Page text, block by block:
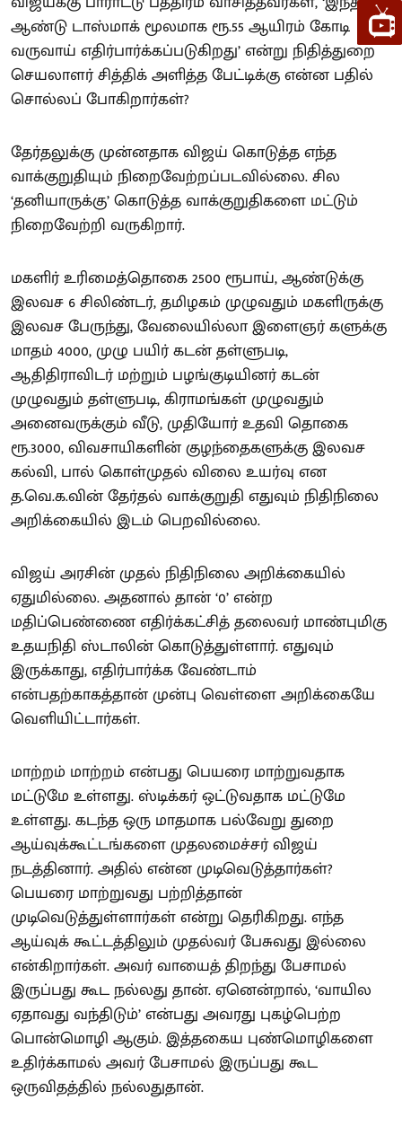
ஆண்டு டாஸ்மாக் மூலமாக ரூ.55 ஆயிரம் கோடி
வருவாய் எதிர்பார்க்கப்படுகிறது’ என்று நிதித்துறை
செயலாளர் சித்திக் அளித்த பேட்டிக்கு என்ன பதில்
சொல்லப் போகிறார்கள்?
தேர்தலுக்கு முன்னதாக விஜய் கொடுத்த எந்த
வாக்குறுதியும் நிறைவேற்றப்படவில்லை. சில
‘தனியாருக்கு’ கொடுத்த வாக்குறுதிகளை மட்டும்
நிறைவேற்றி வருகிறார்.
மகளிர் உரிமைத்தொகை 2500 ரூபாய், ஆண்டுக்கு
இலவச 6 சிலிண்டர், தமிழகம் முழுவதும் மகளிருக்கு
இலவச பேருந்து, வேலையில்லா இளைஞர் களுக்கு
மாதம் 4000, முழு பயிர் கடன் தள்ளுபடி,
ஆதிதிராவிடர் மற்றும் பழங்குடியினர் கடன்
முழுவதும் தள்ளுபடி, கிராமங்கள் முழுவதும்
அனைவருக்கும் வீடு, முதியோர் உதவி தொகை
ரூ.3000, விவசாயிகளின் குழந்தைகளுக்கு இலவச
கல்வி, பால் கொள்முதல் விலை உயர்வு என
த.வெ.க.வின் தேர்தல் வாக்குறுதி எதுவும் நிதிநிலை
அறிக்கையில் இடம் பெறவில்லை.
விஜய் அரசின் முதல் நிதிநிலை அறிக்கையில்
ஏதுமில்லை. அதனால் தான் ‘0’ என்ற
மதிப்பெண்ணை எதிர்க்கட்சித் தலைவர் மாண்புமிகு
உதயநிதி ஸ்டாலின் கொடுத்துள்ளார். எதுவும்
இருக்காது, எதிர்பார்க்க வேண்டாம்
என்பதற்காகத்தான் முன்பு வெள்ளை அறிக்கையே
வெளியிட்டார்கள்.
மாற்றம் மாற்றம் என்பது பெயரை மாற்றுவதாக
மட்டுமே உள்ளது. ஸ்டிக்கர் ஒட்டுவதாக மட்டுமே
உள்ளது. கடந்த ஒரு மாதமாக பல்வேறு துறை
ஆய்வுக்கூட்டங்களை முதலமைச்சர் விஜய்
நடத்தினார். அதில் என்ன முடிவெடுத்தார்கள்?
பெயரை மாற்றுவது பற்றித்தான்
முடிவெடுத்துள்ளார்கள் என்று தெரிகிறது. எந்த
ஆய்வுக் கூட்டத்திலும் முதல்வர் பேசுவது இல்லை
என்கிறார்கள். அவர் வாயைத் திறந்து பேசாமல்
இருப்பது கூட நல்லது தான். ஏனென்றால், ‘வாயில
ஏதாவது வந்திடும்’ என்பது அவரது புகழ்பெற்ற
பொன்மொழி ஆகும். இத்தகைய புண்மொழிகளை
உதிர்க்காமல் அவர் பேசாமல் இருப்பது கூட
ஒருவிதத்தில் நல்லதுதான்.